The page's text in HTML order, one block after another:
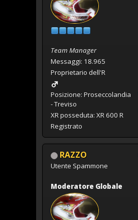
Team Manager
Messaggi: 18.965
Proprietario dell'R
Posizione: Proseccolandia
- Treviso
XR posseduta: XR 600 R
Registrato
RAZZO
Utente Spammone
Moderatore Globale